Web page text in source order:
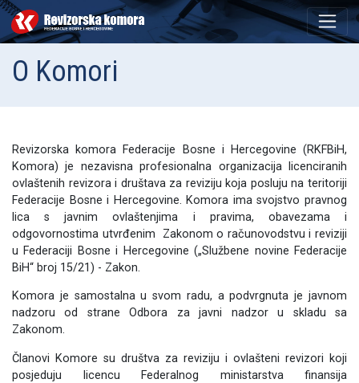
O Komori
Revizorska komora Federacije Bosne i Hercegovine (RKFBiH,
Komora) je nezavisna profesionalna organizacija licenciranih
ovlaštenih revizora i društava za reviziju koja posluju na teritoriji
Federacije Bosne i Hercegovine. Komora ima svojstvo pravnog
lica s javnim ovlaštenjima i pravima, obavezama i
odgovornostima utvrđenim Zakonom o računovodstvu i reviziji
u Federaciji Bosne i Hercegovine („Službene novine Federacije
BiH“ broj 15/21) - Zakon.
Komora je samostalna u svom radu, a podvrgnuta je javnom
nadzoru od strane Odbora za javni nadzor u skladu sa
Zakonom.
Članovi Komore su društva za reviziju i ovlašteni revizori koji
posjeduju licencu Federalnog ministarstva finansija